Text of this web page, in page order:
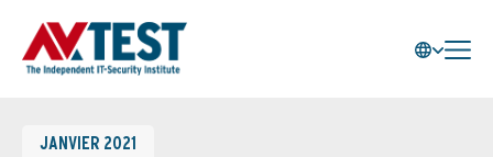
JANVIER 2021